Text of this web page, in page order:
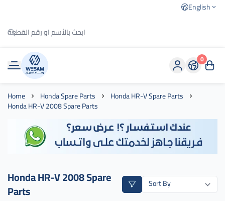
English
وسام الطريق
0
Home Honda Spare Parts Honda HR-V Spare Parts
Honda HR-V 2008 Spare Parts
Honda HR-V 2008 Spare
Parts